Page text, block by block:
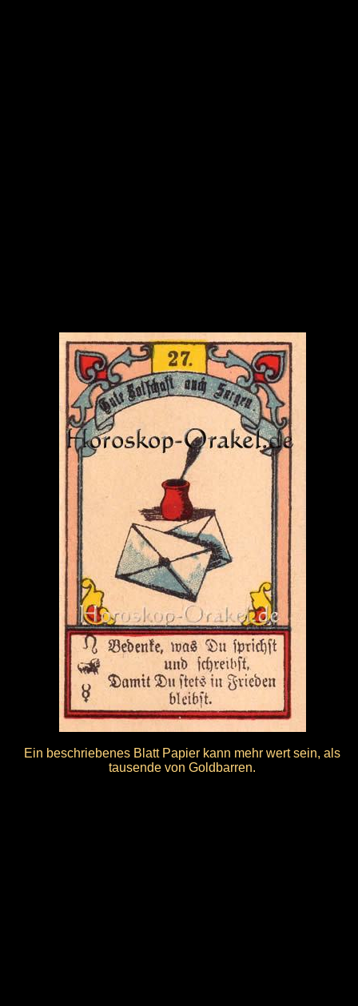
Ein beschriebenes Blatt Papier kann mehr wert sein, als
tausende von Goldbarren.